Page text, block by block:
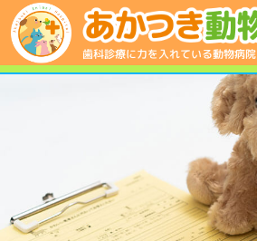
歯科診療に力を入れている動物病院